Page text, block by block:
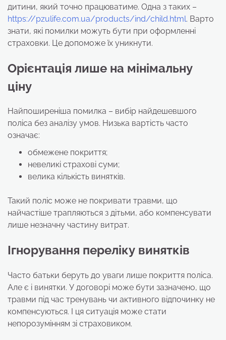
дитини, який точно працюватиме. Одна з таких –
https://pzulife.com.ua/products/ind/child.html. Варто
знати, які помилки можуть бути при оформленні
страховки. Це допоможе їх уникнути.
Орієнтація лише на мінімальну
ціну
Найпоширеніша помилка – вибір найдешевшого
поліса без аналізу умов. Низька вартість часто
означає:
обмежене покриття;
невеликі страхові суми;
велика кількість винятків.
Такий поліс може не покривати травми, що
найчастіше трапляються з дітьми, або компенсувати
лише незначну частину витрат.
Ігнорування переліку винятків
Часто батьки беруть до уваги лише покриття поліса.
Але є і винятки. У договорі може бути зазначено, що
травми під час тренувань чи активного відпочинку не
компенсуються. І ця ситуація може стати
непорозумінням зі страховиком.